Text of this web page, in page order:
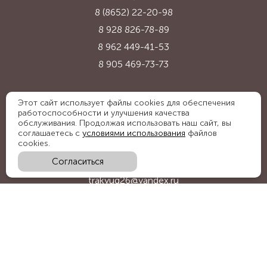
8 (8652) 22-20-98
8 928 826-78-89
8 962 449-41-53
8 905 469-73-73
Адрес:
Ставропольский край, с. Надежда,
ул. Промышленная, 1Б
trakyug26@yandex.ru
Этот сайт использует файлы cookies для обеспечения
работоспособности и улучшения качества
обслуживания. Продолжая использовать наш сайт, вы
соглашаетесь с условиями использования файлов
cookies.
Согласиться